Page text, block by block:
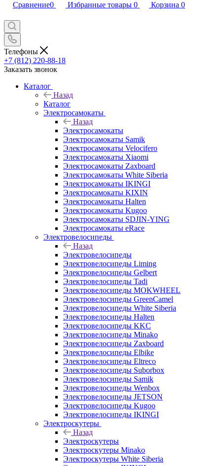
Сравнение0 Избранные товары 0 Корзина 0
Телефоны
+7 (812) 220-88-18
Заказать звонок
Каталог
Назад
Каталог
Электросамокаты
Назад
Электросамокаты
Электросамокаты Samik
Электросамокаты Velocifero
Электросамокаты Xiaomi
Электросамокаты Zaxboard
Электросамокаты White Siberia
Электросамокаты IKINGI
Электросамокаты KIXIN
Электросамокаты Halten
Электросамокаты Kugoo
Электросамокаты SDJIN-YING
Электросамокаты eRace
Электровелосипеды
Назад
Электровелосипеды
Электровелосипеды Liming
Электровелосипеды Gelbert
Электровелосипеды Tadi
Электровелосипеды MOKWHEEL
Электровелосипеды GreenCamel
Электровелосипеды White Siberia
Электровелосипеды Halten
Электровелосипеды KKC
Электровелосипеды Minako
Электровелосипеды Zaxboard
Электровелосипеды Elbike
Электровелосипеды Eltreco
Электровелосипеды Suborbox
Электровелосипеды Samik
Электровелосипеды Wenbox
Электровелосипеды JETSON
Электровелосипеды Kugoo
Электровелосипеды IKINGI
Электроскутеры
Назад
Электроскутеры
Электроскутеры Minako
Электроскутеры White Siberia